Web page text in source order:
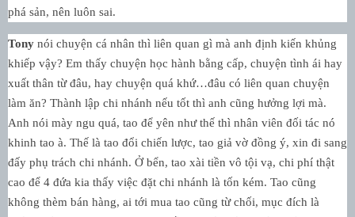
phá sản, nên luôn sai.
Tony nói chuyện cá nhân thì liên quan gì mà anh định kiến khủng
khiếp vậy? Em thấy chuyện học hành bằng cấp, chuyện tình ái hay
xuất thân từ đâu, hay chuyện quá khứ…đâu có liên quan chuyện
làm ăn? Thành lập chi nhánh nếu tốt thì anh cũng hưởng lợi mà.
Anh nói mày ngu quá, tao để yên như thế thì nhân viên đối tác nó
khinh tao à. Thế là tao đổi chiến lược, tao giả vờ đồng ý, xin đi sang
đấy phụ trách chi nhánh. Ở bển, tao xài tiền vô tội vạ, chi phí thật
cao để 4 đứa kia thấy việc đặt chi nhánh là tốn kém. Tao cũng
không thèm bán hàng, ai tới mua tao cũng từ chối, mục đích là